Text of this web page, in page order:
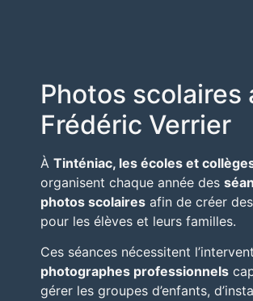
Photos scolaires
Frédéric Verrier
À Tinténiac, les écoles et
organisent chaque année des
photos scolaires afin de créer
pour les élèves et leurs familles.
Ces séances nécessitent
photographes professionnels
gérer les groupes d’enfants,